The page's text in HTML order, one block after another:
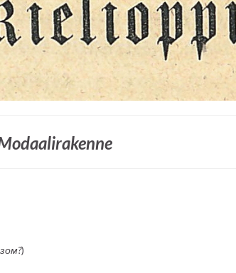
)